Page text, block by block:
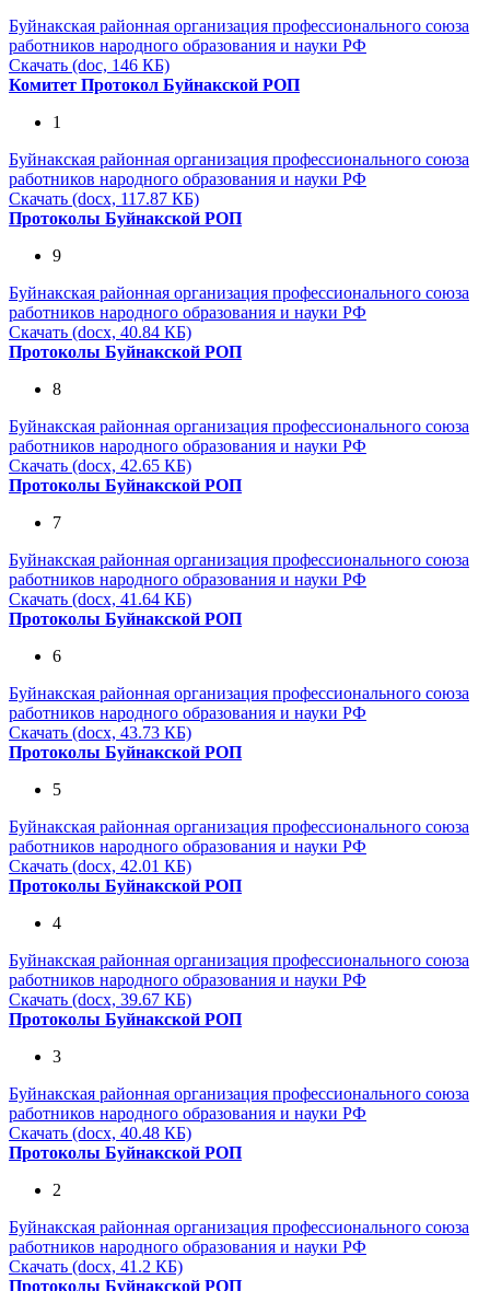
Буйнакская районная организация профессионального союза
работников народного образования и науки РФ
Скачать (doc, 146 КБ)
Комитет Протокол Буйнакской РОП
1
Буйнакская районная организация профессионального союза
работников народного образования и науки РФ
Скачать (docx, 117.87 КБ)
Протоколы Буйнакской РОП
9
Буйнакская районная организация профессионального союза
работников народного образования и науки РФ
Скачать (docx, 40.84 КБ)
Протоколы Буйнакской РОП
8
Буйнакская районная организация профессионального союза
работников народного образования и науки РФ
Скачать (docx, 42.65 КБ)
Протоколы Буйнакской РОП
7
Буйнакская районная организация профессионального союза
работников народного образования и науки РФ
Скачать (docx, 41.64 КБ)
Протоколы Буйнакской РОП
6
Буйнакская районная организация профессионального союза
работников народного образования и науки РФ
Скачать (docx, 43.73 КБ)
Протоколы Буйнакской РОП
5
Буйнакская районная организация профессионального союза
работников народного образования и науки РФ
Скачать (docx, 42.01 КБ)
Протоколы Буйнакской РОП
4
Буйнакская районная организация профессионального союза
работников народного образования и науки РФ
Скачать (docx, 39.67 КБ)
Протоколы Буйнакской РОП
3
Буйнакская районная организация профессионального союза
работников народного образования и науки РФ
Скачать (docx, 40.48 КБ)
Протоколы Буйнакской РОП
2
Буйнакская районная организация профессионального союза
работников народного образования и науки РФ
Скачать (docx, 41.2 КБ)
Протоколы Буйнакской РОП